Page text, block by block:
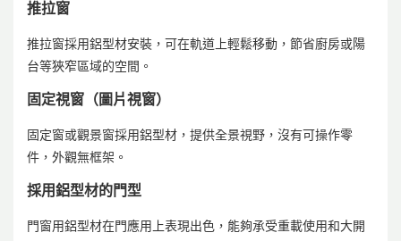
推拉窗
推拉窗採用鋁型材安裝，可在軌道上輕鬆移動，節省廚房或陽
台等狹窄區域的空間。
固定視窗（圖片視窗）
固定窗或觀景窗採用鋁型材，提供全景視野，沒有可操作零
件，外觀無框架。
採用鋁型材的門型
門窗用鋁型材在門應用上表現出色，能夠承受重載使用和大開